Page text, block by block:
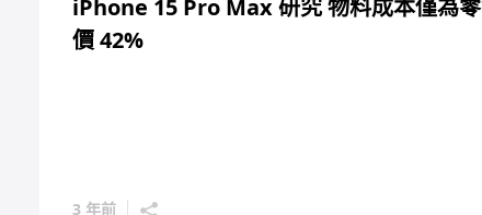
iPhone 15 Pro Max 研究 物料成本僅為
價 42%
3 年前